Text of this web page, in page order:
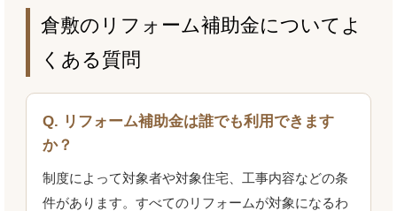
倉敷のリフォーム補助金についてよ
くある質問
Q. リフォーム補助金は誰でも利用できます
か？
制度によって対象者や対象住宅、工事内容などの条
件があります。すべてのリフォームが対象になるわ